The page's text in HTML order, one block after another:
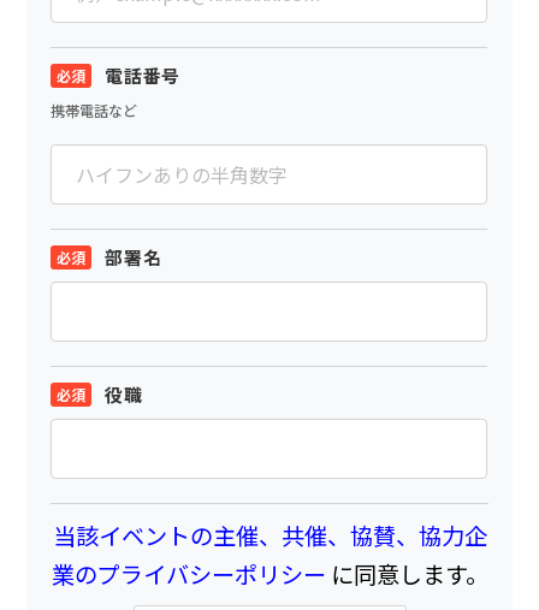
電話番号
携帯電話など
部署名
役職
当該イベントの主催、共催、協賛、協力企
業のプライバシーポリシー に同意します。